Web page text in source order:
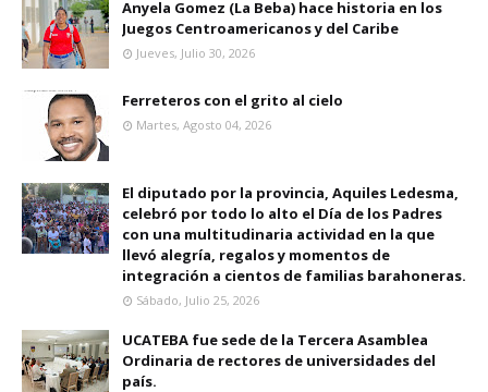
Anyela Gomez (La Beba) hace historia en los
Juegos Centroamericanos y del Caribe
Jueves, Julio 30, 2026
Ferreteros con el grito al cielo
Martes, Agosto 04, 2026
El diputado por la provincia, Aquiles Ledesma,
celebró por todo lo alto el Día de los Padres
con una multitudinaria actividad en la que
llevó alegría, regalos y momentos de
integración a cientos de familias barahoneras.
Sábado, Julio 25, 2026
UCATEBA fue sede de la Tercera Asamblea
Ordinaria de rectores de universidades del
país.